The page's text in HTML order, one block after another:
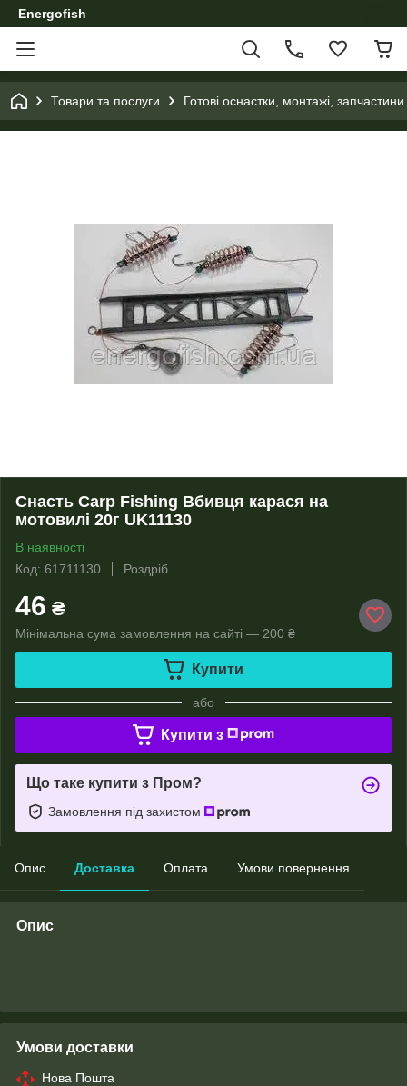
Energofish
Товари та послуги Готові оснастки, монтажі, запчастини
Снасть Carp Fishing Вбивця карася на
мотовилі 20г UK11130
В наявності
Код: 61711130
Роздріб
46 ₴
Мінімальна сума замовлення на сайті — 200 ₴
Купити
або
Купити з
Що таке купити з Пром?
Замовлення під захистом
Опис Доставка Оплата Умови повернення
Опис
Умови доставки
Нова Пошта